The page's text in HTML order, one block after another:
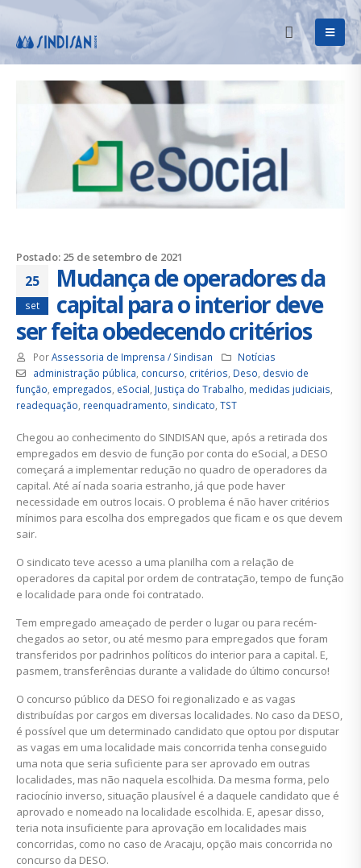
Postado: 25 de setembro de 2021
25
set
Mudança de operadores da
capital para o interior deve
ser feita obedecendo critérios
PorAssessoria de Imprensa / Sindisan
Notícias
administração pública, concurso, critérios, Deso, desvio de
função, empregados, eSocial, Justiça do Trabalho, medidas judiciais,
readequação, reenquadramento, sindicato, TST
Chegou ao conhecimento do SINDISAN que, após a retirada dos
empregados em desvio de função por conta do eSocial, a DESO
começará a implementar redução no quadro de operadores da
capital. Até aí nada soaria estranho, já que pode haver
necessidade em outros locais. O problema é não haver critérios
mínimos para escolha dos empregados que ficam e os que devem
sair.
O sindicato teve acesso a uma planilha com a relação de
operadores da capital por ordem de contratação, tempo de função
e localidade para onde foi contratado.
Tem empregado ameaçado de perder o lugar ou para recém-
chegados ao setor, ou até mesmo para empregados que foram
transferidos por padrinhos políticos do interior para a capital. E,
pasmem, transferências durante a validade do último concurso!
O concurso público da DESO foi regionalizado e as vagas
distribuídas por cargos em diversas localidades. No caso da DESO,
é possível que um determinado candidato que optou por disputar
as vagas em uma localidade mais concorrida tenha conseguido
uma nota que seria suficiente para ser aprovado em outras
localidades, mas não naquela escolhida. Da mesma forma, pelo
raciocínio inverso, situação plausível é a daquele candidato que é
aprovado e nomeado na localidade escolhida. E, apesar disso,
teria nota insuficiente para aprovação em localidades mais
concorridas, como no caso de Aracaju, opção mais concorrida no
concurso da DESO.